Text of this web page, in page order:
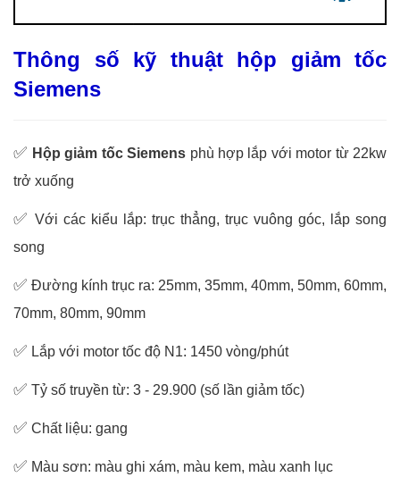
Thông số kỹ thuật hộp giảm tốc
Siemens
✅ Hộp giảm tốc Siemens phù hợp lắp với motor từ 22kw
trở xuống
✅ Với các kiểu lắp: trục thẳng, trục vuông góc, lắp song
song
✅ Đường kính trục ra: 25mm, 35mm, 40mm, 50mm, 60mm,
70mm, 80mm, 90mm
✅ Lắp với motor tốc độ N1: 1450 vòng/phút
✅ Tỷ số truyền từ: 3 - 29.900 (số lần giảm tốc)
✅ Chất liệu: gang
✅ Màu sơn: màu ghi xám, màu kem, màu xanh lục